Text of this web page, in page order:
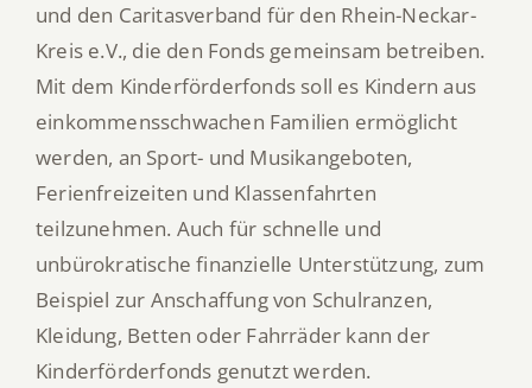
und den Caritasverband für den Rhein-Neckar-
Kreis e.V., die den Fonds gemeinsam betreiben.
Mit dem Kinderförderfonds soll es Kindern aus
einkommensschwachen Familien ermöglicht
werden, an Sport- und Musikangeboten,
Ferienfreizeiten und Klassenfahrten
teilzunehmen. Auch für schnelle und
unbürokratische finanzielle Unterstützung, zum
Beispiel zur Anschaffung von Schulranzen,
Kleidung, Betten oder Fahrräder kann der
Kinderförderfonds genutzt werden.